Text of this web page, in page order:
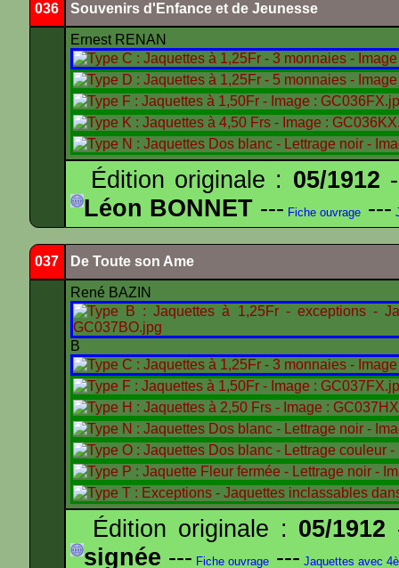
036 Souvenirs d'Enfance et de Jeunesse
Ernest RENAN
Édition originale : 05/1912
Léon BONNET --- Fiche ouvrage ---
037 De Toute son Ame
René BAZIN
B
Édition originale : 05/1912
signée --- Fiche ouvrage --- Jaquettes avec